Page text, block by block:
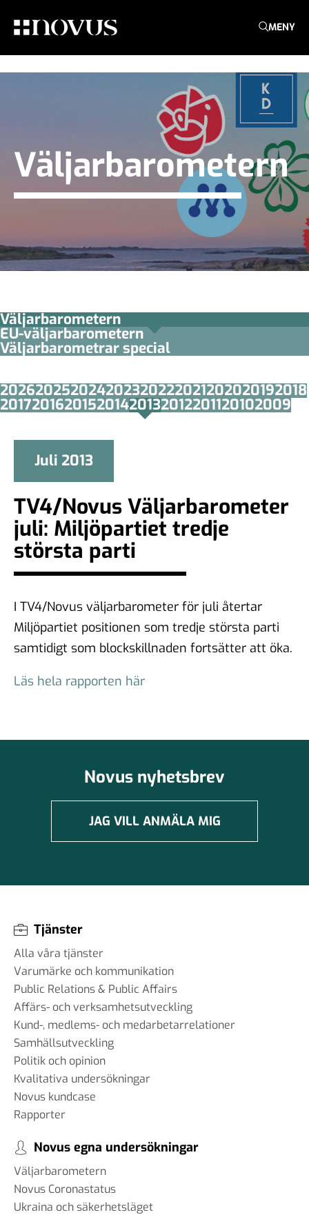
MENY
Väljarbarometern
Väljarbarometern
EU-väljarbarometern
Väljarbarometrar special
202620252024202320222021202020192018
201720162015201420132012201120102009
Juli 2013
TV4/Novus Väljarbarometer
juli: Miljöpartiet tredje
största parti
I TV4/Novus väljarbarometer för juli återtar
Miljöpartiet positionen som tredje största parti
samtidigt som blockskillnaden fortsätter att öka.
Läs hela rapporten här
Novus nyhetsbrev
JAG VILL ANMÄLA MIG
Tjänster
Alla våra tjänster
Varumärke och kommunikation
Public Relations & Public Affairs
Affärs- och verksamhetsutveckling
Kund-, medlems- och medarbetarrelationer
Samhällsutveckling
Politik och opinion
Kvalitativa undersökningar
Novus kundcase
Rapporter
Novus egna undersökningar
Väljarbarometern
Novus Coronastatus
Ukraina och säkerhetsläget